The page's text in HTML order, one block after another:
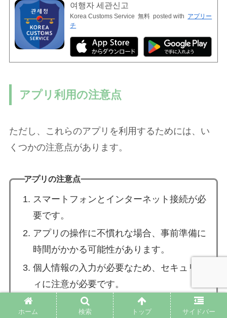
여행자 세관신고
Korea Customs Service 無料 posted with アプリー
チ
アプリ利用の注意点
ただし、これらのアプリを利用するためには、い
くつかの注意点があります。
アプリの注意点
スマートフォンとインターネット接続が必
要です。
アプリの操作に不慣れな場合、事前準備に
時間がかかる可能性があります。
個人情報の入力が必要なため、セキュリテ
ィに注意が必要です。
ホーム 検索 トップ サイドバー